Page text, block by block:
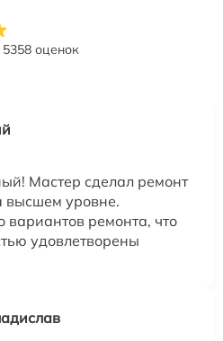
5358 оценок
Мастер сделал ремонт
высшем уровне.
ремонта, что
удовлетворены